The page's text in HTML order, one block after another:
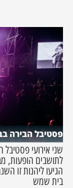
פסטיבל הבירה
שני אירועי פסטיבל
לתושבים הופעות,
הגיעו ליהנות זו
בית שמש